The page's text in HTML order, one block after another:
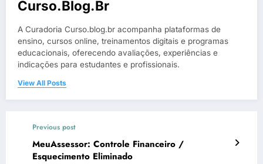
Curso.blog.br
A Curadoria Curso.blog.br acompanha plataformas de
ensino, cursos online, treinamentos digitais e programas
educacionais, oferecendo avaliações, experiências e
indicações para estudantes e profissionais.
View All Posts
Previous post
MeuAssessor: Controle Financeiro /
Esquecimento Eliminado